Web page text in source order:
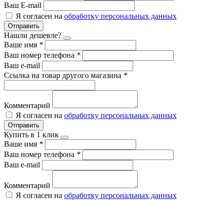
Ваш E-mail
Я согласен на обработку персональных данных
Отправить
Нашли дешевле?
Ваше имя *
Ваш номер телефона *
Ваш e-mail
Ссылка на товар другого магазина *
Комментарий
Я согласен на обработку персональных данных
Отправить
Купить в 1 клик
Ваше имя *
Ваш номер телефона *
Ваш e-mail
Комментарий
Я согласен на обработку персональных данных